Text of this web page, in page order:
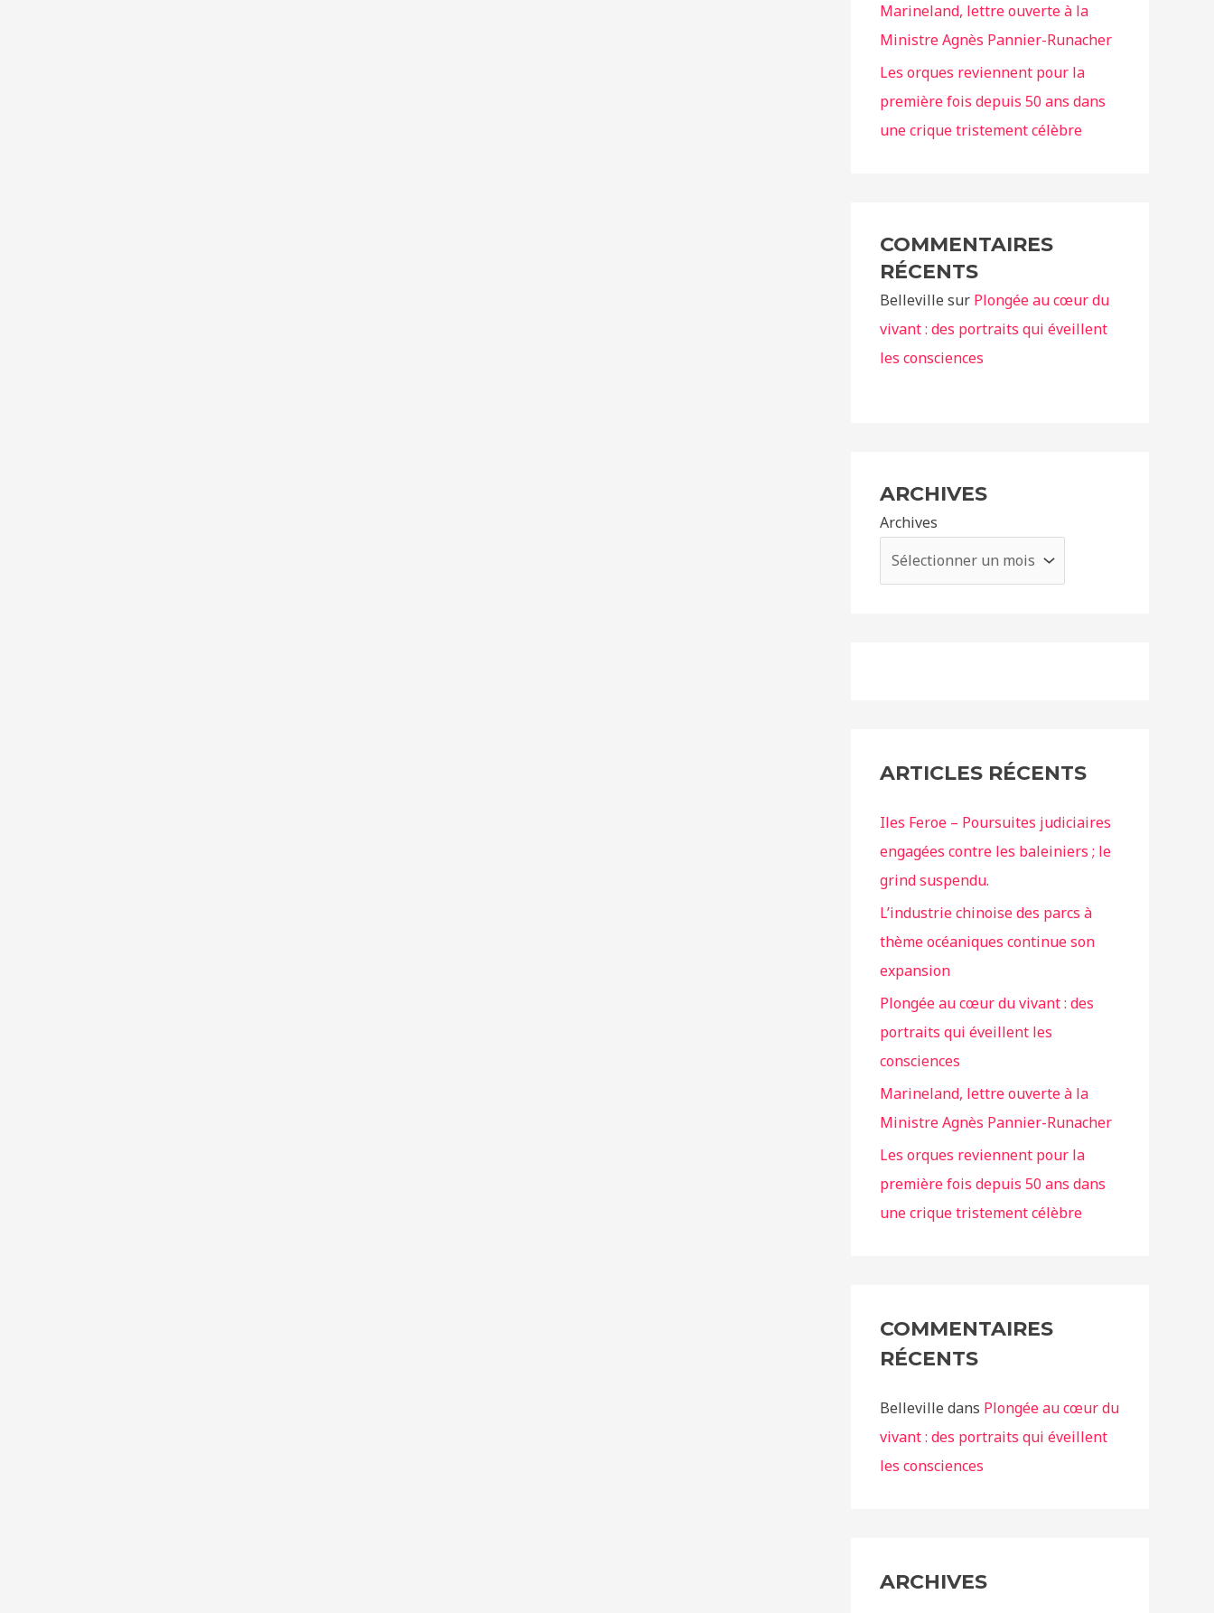
Marineland, lettre ouverte à la
Ministre Agnès Pannier-Runacher
Les orques reviennent pour la
première fois depuis 50 ans dans
une crique tristement célèbre
COMMENTAIRES
RÉCENTS
Belleville sur Plongée au cœur du
vivant : des portraits qui éveillent
les consciences
ARCHIVES
Archives
ARTICLES RÉCENTS
Iles Feroe – Poursuites judiciaires
engagées contre les baleiniers ; le
grind suspendu.
L’industrie chinoise des parcs à
thème océaniques continue son
expansion
Plongée au cœur du vivant : des
portraits qui éveillent les
consciences
Marineland, lettre ouverte à la
Ministre Agnès Pannier-Runacher
Les orques reviennent pour la
première fois depuis 50 ans dans
une crique tristement célèbre
COMMENTAIRES
RÉCENTS
Belleville dans Plongée au cœur du
vivant : des portraits qui éveillent
les consciences
ARCHIVES